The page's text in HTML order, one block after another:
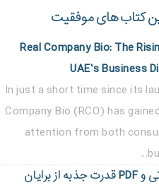
کتاب های موفقیت
Real Company Bio: The
UAE’s Business
In just a short time since its
Company Bio (RCO) has
attention from both
کتاب صوتی و PDF قدرت جذبه از برایان